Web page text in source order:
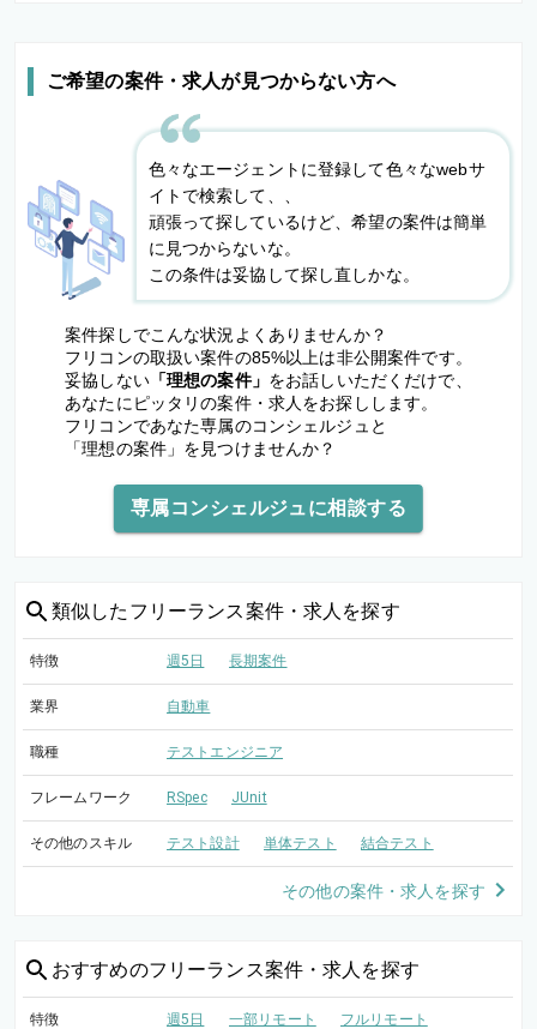
ご希望の案件・求人が見つからない方へ
色々なエージェントに登録して色々なwebサ
イトで検索して、、
頑張って探しているけど、希望の案件は簡単
に見つからないな。
この条件は妥協して探し直しかな。
案件探しでこんな状況よくありませんか？
フリコンの取扱い案件の85%以上は非公開案件です。
妥協しない「理想の案件」 をお話しいただくだけで、
あなたにピッタリの案件・求人をお探しします。
フリコンであなた専属のコンシェルジュと
「理想の案件」を見つけませんか？
専属コンシェルジュに相談する
類似した フリーランス案件・求人を探す
特徴 週5日 長期案件
業界 自動車
職種 テストエンジニア
フレームワーク RSpec JUnit
その他のスキル テスト設計 単体テスト 結合テスト
その他の案件・求人を探す
おすすめのフリーランス案件・求人を探す
特徴 週5日 一部リモート フルリモート